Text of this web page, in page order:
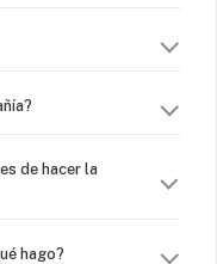
de hacer la
hago?